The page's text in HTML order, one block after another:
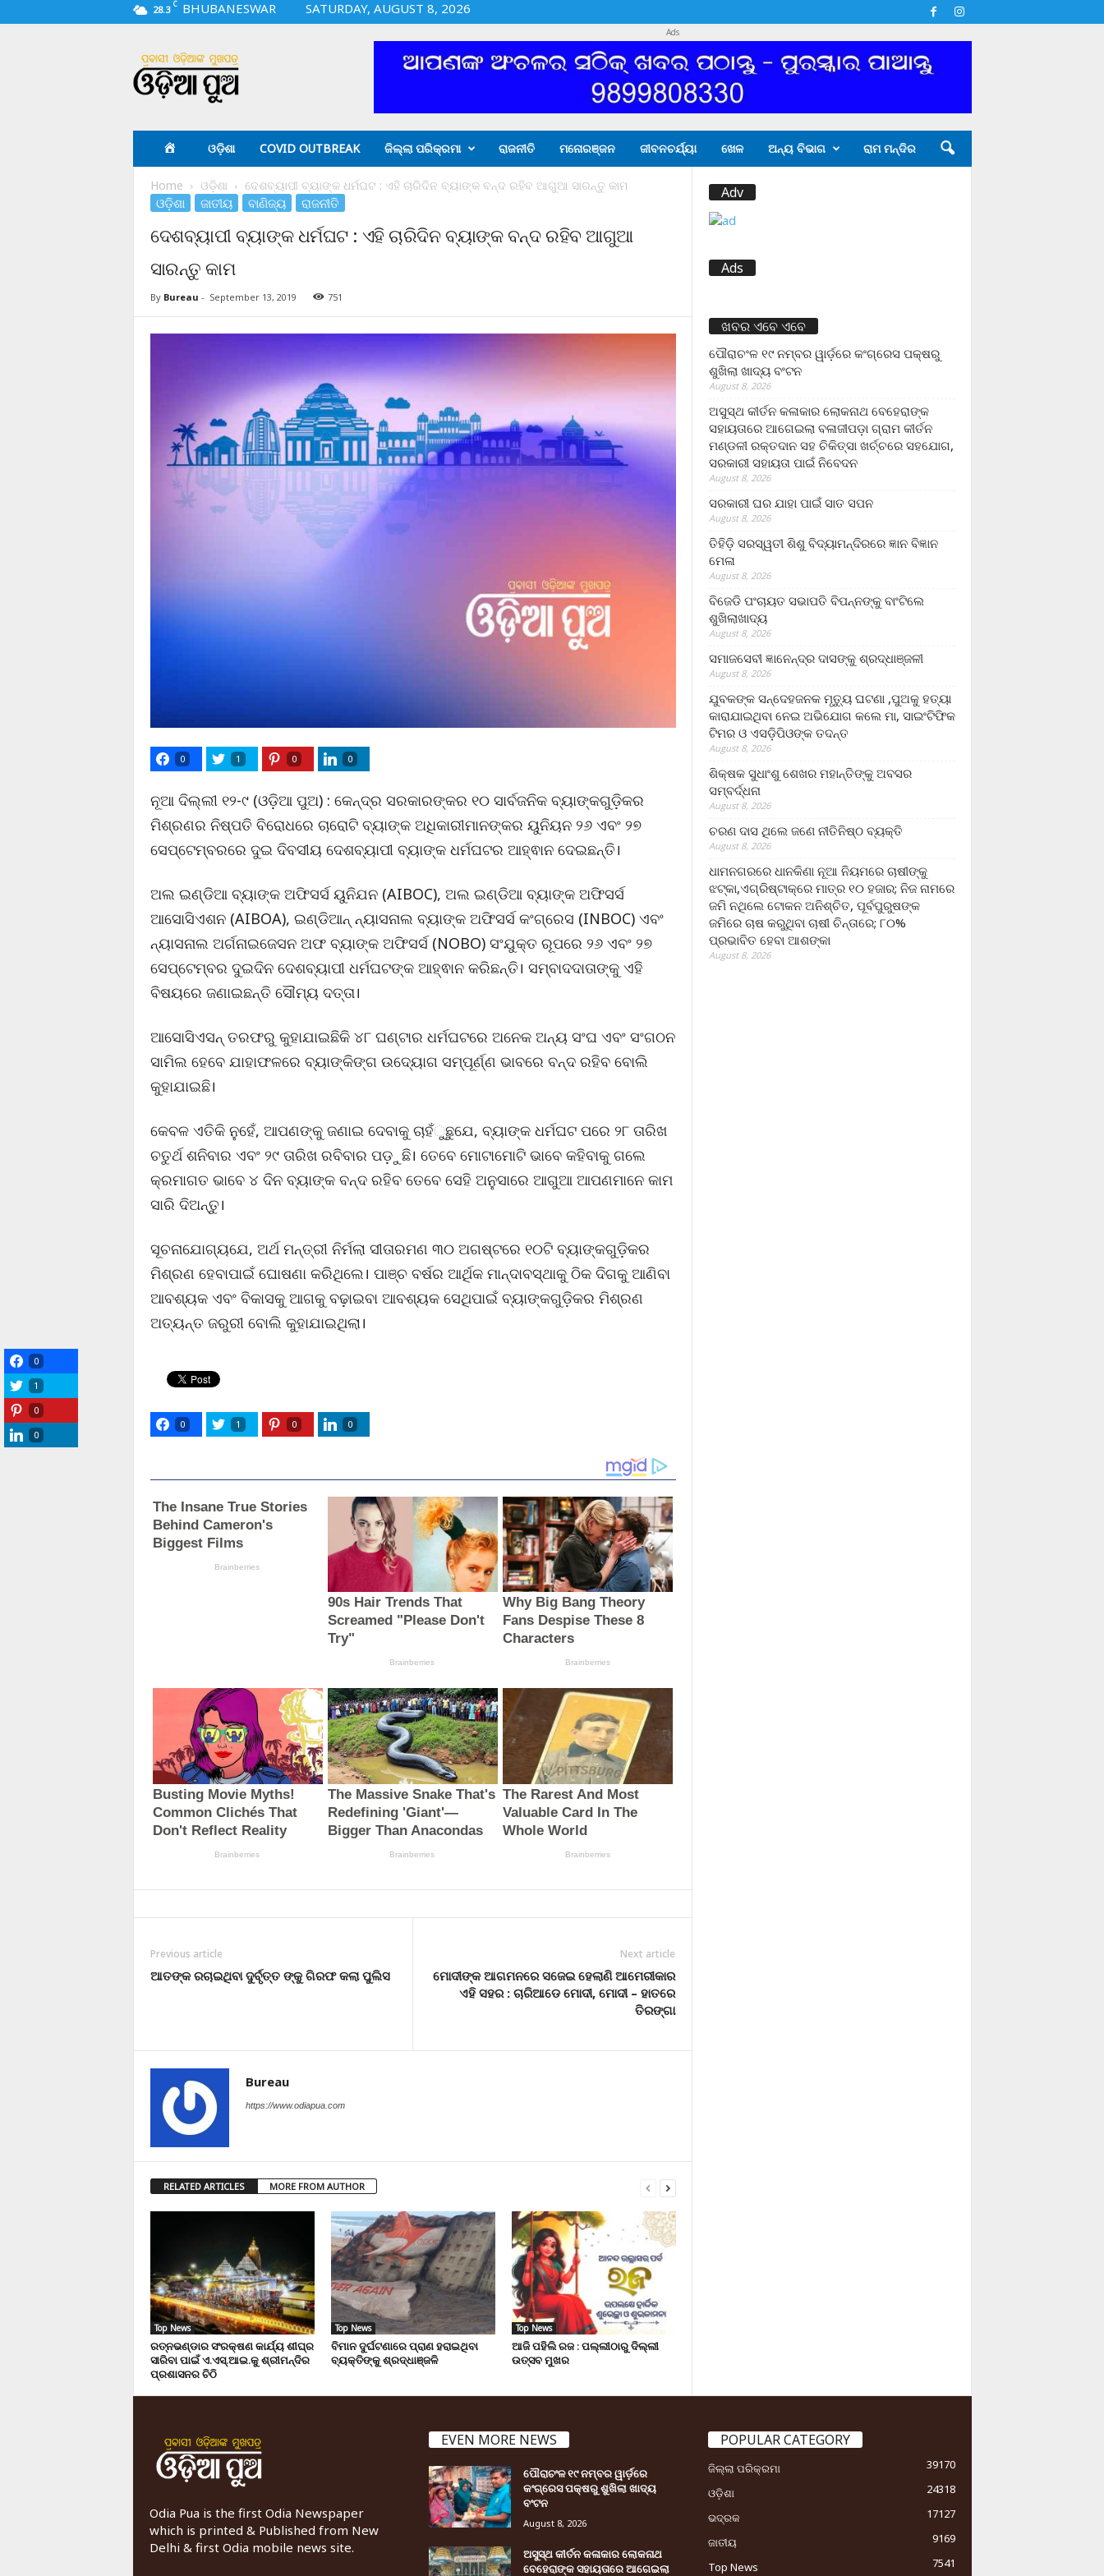
28.3 C BHUBANESWAR
SATURDAY, AUGUST 8, 2026
i
a
Ads
ଓଡ଼ିଶା COVID OUTBREAK ଜିଲ୍ଲା ପରିକ୍ରମା ରାଜନୀତି ମନୋରଞ୍ଜନ ଜୀବନଚର୍ଯ୍ୟା ଖେଳ ଅନ୍ୟ ବିଭାଗ ରାମ ମନ୍ଦିର
Home ଓଡ଼ିଶା ଦେଶବ୍ୟାପୀ ବ୍ୟାଙ୍କ ଧର୍ମଘଟ : ଏହି ଚାରିଦିନ ବ୍ୟାଙ୍କ ବନ୍ଦ ରହିବ ଆଗୁଆ ସାରନ୍ତୁ କାମ
ଓଡ଼ିଶା ଜାତୀୟ ବାଣିଜ୍ୟ ରାଜନୀତି
ଦେଶବ୍ୟାପୀ ବ୍ୟାଙ୍କ ଧର୍ମଘଟ : ଏହି ଚାରିଦିନ ବ୍ୟାଙ୍କ ବନ୍ଦ ରହିବ ଆଗୁଆ
ସାରନ୍ତୁ କାମ
By Bureau - September 13, 2019 751
0 1 0 0
ନୂଆ ଦିଲ୍ଲୀ ୧୨-୯ (ଓଡ଼ିଆ ପୁଅ) : କେନ୍ଦ୍ର ସରକାରଙ୍କର ୧୦ ସାର୍ବଜନିକ ବ୍ୟାଙ୍କଗୁଡ଼ିକର
ମିଶ୍ରଣର ନିଷ୍ପତି ବିରୋଧରେ ଚାରୋଟି ବ୍ୟାଙ୍କ ଅଧିକାରୀମାନଙ୍କର ୟୁନିୟନ ୨୬ ଏବଂ ୨୭
ସେପ୍ଟେମ୍ବରରେ ଦୁଇ ଦିବସୀୟ ଦେଶବ୍ୟାପୀ ବ୍ୟାଙ୍କ ଧର୍ମଘଟର ଆହ୍ଵାନ ଦେଇଛନ୍ତି।
ଅଲ ଇଣ୍ଡିଆ ବ୍ୟାଙ୍କ ଅଫିସର୍ସ ୟୁନିଯନ (AIBOC), ଅଲ ଇଣ୍ଡିଆ ବ୍ୟାଙ୍କ ଅଫିସର୍ସ
ଆସୋସିଏଶନ (AIBOA), ଇଣ୍ଡିଆନ୍ ନ୍ୟାସନାଲ ବ୍ୟାଙ୍କ ଅଫିସର୍ସ କଂଗ୍ରେସ (INBOC) ଏବଂ
ନ୍ୟାସନାଲ ଅର୍ଗନାଇଜେସନ ଅଫ ବ୍ୟାଙ୍କ ଅଫିସର୍ସ (NOBO) ସଂଯୁକ୍ତ ରୂପରେ ୨୬ ଏବଂ ୨୭
ସେପ୍ଟେମ୍ବର ଦୁଇଦିନ ଦେଶବ୍ୟାପୀ ଧର୍ମଘଟଙ୍କ ଆହ୍ଵାନ କରିଛନ୍ତି। ସମ୍ବାଦଦାତାଙ୍କୁ ଏହି
ବିଷୟରେ ଜଣାଇଛନ୍ତି ସୌମ୍ୟ ଦତ୍ତା।
ଆସୋସିଏସନ୍ ତରଫରୁ କୁହାଯାଇଛିକି ୪୮ ଘଣ୍ଟାର ଧର୍ମଘଟରେ ଅନେକ ଅନ୍ୟ ସଂଘ ଏବଂ ସଂଗଠନ
ସାମିଲ ହେବେ ଯାହାଫଳରେ ବ୍ୟାଙ୍କିଙ୍ଗ ଉଦ୍ୟୋଗ ସମ୍ପୂର୍ଣ୍ଣ ଭାବରେ ବନ୍ଦ ରହିବ ବୋଲି
କୁହାଯାଇଛି।
କେବଳ ଏତିକି ନୁହେଁ, ଆପଣଙ୍କୁ ଜଣାଇ ଦେବାକୁ ଚାହଁୁଛୁଯେ, ବ୍ୟାଙ୍କ ଧର୍ମଘଟ ପରେ ୨୮ ତାରିଖ
ଚତୁର୍ଥ ଶନିବାର ଏବଂ ୨୯ ତାରିଖ ରବିବାର ପଡ଼ୁଛି। ତେବେ ମୋଟାମୋଟି ଭାବେ କହିବାକୁ ଗଲେ
କ୍ରମାଗତ ଭାବେ ୪ ଦିନ ବ୍ୟାଙ୍କ ବନ୍ଦ ରହିବ ତେବେ ସେହି ଅନୁସାରେ ଆଗୁଆ ଆପଣମାନେ କାମ
ସାରି ଦିଅନ୍ତୁ।
ସୂଚନାଯୋଗ୍ୟଯେ, ଅର୍ଥ ମନ୍ତ୍ରୀ ନିର୍ମଲା ସୀତାରମଣ ୩୦ ଅଗଷ୍ଟରେ ୧୦ଟି ବ୍ୟାଙ୍କଗୁଡ଼ିକର
ମିଶ୍ରଣ ହେବାପାଇଁ ଘୋଷଣା କରିଥିଲେ। ପାଞ୍ଚ ବର୍ଷର ଆର୍ଥିକ ମାନ୍ଦାବସ୍ଥାକୁ ଠିକ ଦିଗକୁ ଆଣିବା
ଆବଶ୍ୟକ ଏବଂ ବିକାସକୁ ଆଗକୁ ବଢ଼ାଇବା ଆବଶ୍ୟକ ସେଥିପାଇଁ ବ୍ୟାଙ୍କଗୁଡ଼ିକର ମିଶ୍ରଣ
ଅତ୍ୟନ୍ତ ଜରୁରୀ ବୋଲି କୁହାଯାଇଥିଲା।
0 1 0 0
Previous article
ଆତଙ୍କ ରଚାଇଥିବା ଦୁର୍ବୃତ୍ତ ଙ୍କୁ ଗିରଫ କଲା ପୁଲିସ
Next article
ମୋଦୀଙ୍କ ଆଗମନରେ ସଜେଇ ହେଲାଣି ଆମେରୀକାର
ଏହି ସହର : ଚାରିଆଡେ ମୋଦୀ, ମୋଦୀ – ହାତରେ
ତିରଙ୍ଗା
Bureau
https://www.odiapua.com
RELATED ARTICLES MORE FROM AUTHOR
Top News
ରତ୍ନଭଣ୍ଡାର ସଂରକ୍ଷଣ କାର୍ଯ୍ୟ ଶୀଘ୍ର
ସାରିବା ପାଇଁ ଏ.ଏସ୍.ଆଇ.କୁ ଶ୍ରୀମନ୍ଦିର
ପ୍ରଶାସନର ଚିଠି
Top News
ବିମାନ ଦୁର୍ଘଟଣାରେ ପ୍ରାଣ ହରାଇଥିବା
ବ୍ୟକ୍ତିଙ୍କୁ ଶ୍ରଦ୍ଧାଞ୍ଜଳି
Top News
ଆଜି ପହିଲି ରଜ : ପଲ୍ଲୀଠାରୁ ଦିଲ୍ଲୀ
ଉତ୍ସବ ମୁଖର
Adv
Ads
ଖବର ଏବେ ଏବେ
ପୌରାଚଂଳ ୧୯ ନମ୍ବର ୱାର୍ଡ଼ରେ କଂଗ୍ରେସ ପକ୍ଷରୁ
ଶୁଖିଲା ଖାଦ୍ୟ ବଂଟନ
August 8, 2026
ଅସୁସ୍ଥ କୀର୍ତନ କଳାକାର ଲୋକନାଥ ବେହେରାଙ୍କ
ସହାୟତାରେ ଆଗେଇଲା ବଳାଜୀପଡ଼ା ଗ୍ରାମ କୀର୍ତନ
ମଣ୍ଡଳୀ ରକ୍ତଦାନ ସହ ଚିକିତ୍ସା ଖର୍ଚ୍ଚରେ ସହଯୋଗ,
ସରକାରୀ ସହାୟତା ପାଇଁ ନିବେଦନ
August 8, 2026
ସରକାରୀ ଘର ଯାହା ପାଇଁ ସାତ ସପନ
August 8, 2026
ତିହିଡି଼ ସରସ୍ୱତୀ ଶିଶୁ ବିଦ୍ୟାମନ୍ଦିରରେ ଜ୍ଞାନ ବିଜ୍ଞାନ
ମେଳା
August 8, 2026
ବିଜେଡି ପଂଚାୟତ ସଭାପତି ବିପନ୍ନଙ୍କୁ ବାଂଟିଲେ
ଶୁଖିଲାଖାଦ୍ୟ
August 8, 2026
ସମାଜସେବୀ ଜ୍ଞାନେନ୍ଦ୍ର ଦାସଙ୍କୁ ଶ୍ରଦ୍ଧାଞ୍ଜଳୀ
August 8, 2026
ଯୁବକଙ୍କ ସନ୍ଦେହଜନକ ମୃତ୍ୟୁ ଘଟଣା ,ପୁଅକୁ ହତ୍ୟା
କାରାଯାଇଥିବା ନେଇ ଅଭିଯୋଗ କଲେ ମା, ସାଇଂଟିଫିକ
ଟିମର ଓ ଏସଡ଼ିପିଓଙ୍କ ତଦନ୍ତ
August 8, 2026
ଶିକ୍ଷକ ସୁଧାଂଶୁ ଶେଖର ମହାନ୍ତିଙ୍କୁ ଅବସର
ସମ୍ବର୍ଦ୍ଧନା
August 8, 2026
ଚରଣ ଦାସ ଥିଲେ ଜଣେ ନୀତିନିଷ୍ଠ ବ୍ୟକ୍ତି
August 8, 2026
ଧାମନଗରରେ ଧାନକିଣା ନୂଆ ନିୟମରେ ଚାଷୀଙ୍କୁ
ଝଟ୍‌କା,ଏଗ୍ରିଷ୍ଟାକ୍‌ରେ ମାତ୍ର ୧୦ ହଜାର; ନିଜ ନାମରେ
ଜମି ନଥିଲେ ଟୋକନ ଅନିଶ୍ଚିତ, ପୂର୍ବପୁରୁଷଙ୍କ
ଜମିରେ ଚାଷ କରୁଥିବା ଚାଷୀ ଚିନ୍ତାରେ; ୮୦%
ପ୍ରଭାବିତ ହେବା ଆଶଙ୍କା
August 8, 2026
Odia Pua is the first Odia Newspaper
which is printed & Published from New
Delhi & first Odia mobile news site.
EVEN MORE NEWS
ପୌରାଚଂଳ ୧୯ ନମ୍ବର ୱାର୍ଡ଼ରେ
କଂଗ୍ରେସ ପକ୍ଷରୁ ଶୁଖିଲା ଖାଦ୍ୟ
ବଂଟନ
August 8, 2026
ଅସୁସ୍ଥ କୀର୍ତନ କଳାକାର ଲୋକନାଥ
ବେହେରାଙ୍କ ସହାୟତାରେ ଆଗେଇଲା
POPULAR CATEGORY
ଜିଲ୍ଲା ପରିକ୍ରମା
39170
ଓଡ଼ିଶା
24318
ଭଦ୍ରକ
17127
ଜାତୀୟ
9169
Top News
7541
0
1
0
0